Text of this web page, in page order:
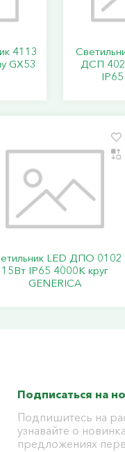
4113
GX53
ДСП
LED ДПО 0102
15Вт IP65 4000К круг
GENERICA
Подписаться на
Подпишитесь на
узнавайте о
предложениях